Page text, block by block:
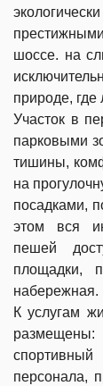
шоссе. на
природе,
Участок в
парковыми
тишины,
на
посадками,
этом вся
пешей
площадки,
набережная.
К услугам
персонала,